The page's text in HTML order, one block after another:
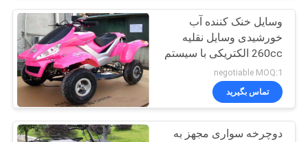
وسایل خنک کننده آب
خورشیدی وسایل نقلیه
260cc الکتریکی با سیستم
CVT دنده عقب
negotiable MOQ:1
تماس بگیرید
دوچرخه سواری مجهز به